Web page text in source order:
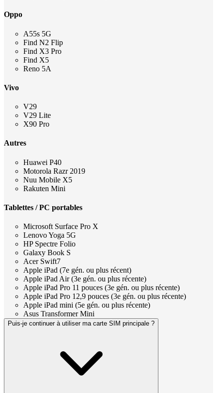
Oppo
A55s 5G
Find N2 Flip
Find X3 Pro
Find X5
Reno 5A
Vivo
V29
V29 Lite
X90 Pro
Autres
Huawei P40
Motorola Razr 2019
Nuu Mobile X5
Rakuten Mini
Tablettes / PC portables
Microsoft Surface Pro X
Lenovo Yoga 5G
HP Spectre Folio
Galaxy Book S
Acer Swift7
Apple iPad (7e gén. ou plus récent)
Apple iPad Air (3e gén. ou plus récente)
Apple iPad Pro 11 pouces (3e gén. ou plus récente)
Apple iPad Pro 12,9 pouces (3e gén. ou plus récente)
Apple iPad mini (5e gén. ou plus récente)
Asus Transformer Mini
Puis-je continuer à utiliser ma carte SIM principale ?